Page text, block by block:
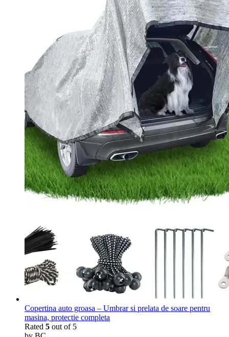
Copertina auto groasa – Umbrar si prelata de soare pentru
masina, protectie completa
Rated 5 out of 5